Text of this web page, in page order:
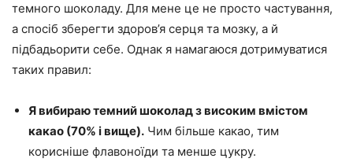
темного шоколаду. Для мене це не просто частування,
а спосіб зберегти здоров’я серця та мозку, а й
підбадьорити себе. Однак я намагаюся дотримуватися
таких правил:
Я вибираю темний шоколад з високим вмістом
какао (70% і вище). Чим більше какао, тим
корисніше флавоноїди та менше цукру.